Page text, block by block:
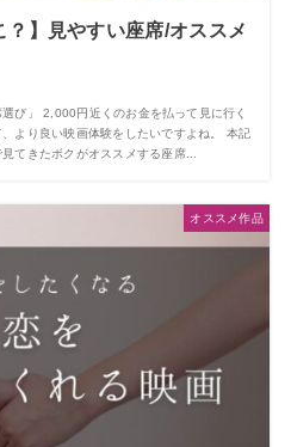
？】見やすい座席/オススメ
び」 2,000円近くのお金を払って見に行く
より良い映画体験をしたいですよね。 本記
てきたボクがオススメする座席...
オススメ作品